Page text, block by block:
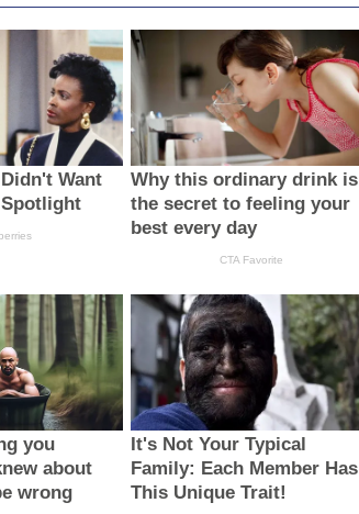
Want
Spotlight
Why this ordinary drink is
the secret to feeling your
best every day
CTA Favorite
you
about
wrong
It's Not Your Typical
Family: Each Member Has
This Unique Trait!